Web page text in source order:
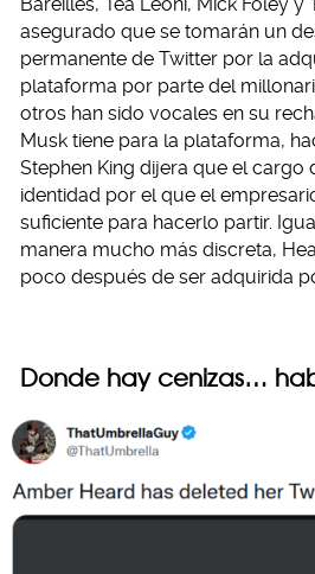
asegurado que se tomarán un
permanente de Twitter por la
plataforma por parte del
otros han sido vocales en su
Musk tiene para la plataforma,
Stephen King dijera que el cargo
identidad por el que el
suficiente para hacerlo partir.
manera mucho más discreta,
poco después de ser adquirida
Donde hay cenizas…